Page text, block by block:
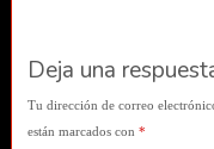
Deja una
Tu dirección de correo
están marcados con *